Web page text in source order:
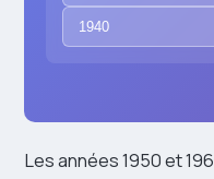
1940
Les années 1950 et